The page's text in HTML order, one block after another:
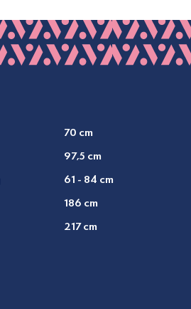
70 cm
97,5 cm
61 - 84 cm
186 cm
217 cm